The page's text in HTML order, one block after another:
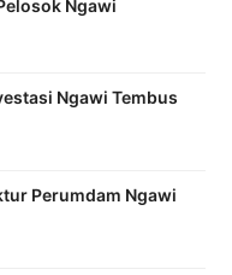
Ngawi
Ngawi Tembus
Perumdam Ngawi